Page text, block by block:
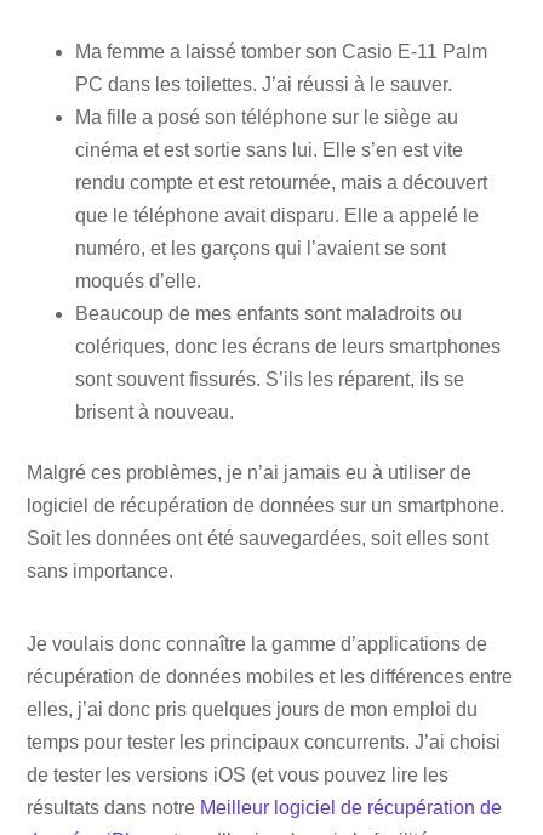
Ma femme a laissé tomber son Casio E-11 Palm
PC dans les toilettes. J’ai réussi à le sauver.
Ma fille a posé son téléphone sur le siège au
cinéma et est sortie sans lui. Elle s’en est vite
rendu compte et est retournée, mais a découvert
que le téléphone avait disparu. Elle a appelé le
numéro, et les garçons qui l’avaient se sont
moqués d’elle.
Beaucoup de mes enfants sont maladroits ou
colériques, donc les écrans de leurs smartphones
sont souvent fissurés. S’ils les réparent, ils se
brisent à nouveau.
Malgré ces problèmes, je n’ai jamais eu à utiliser de
logiciel de récupération de données sur un smartphone.
Soit les données ont été sauvegardées, soit elles sont
sans importance.
Je voulais donc connaître la gamme d’applications de
récupération de données mobiles et les différences entre
elles, j’ai donc pris quelques jours de mon emploi du
temps pour tester les principaux concurrents. J’ai choisi
de tester les versions iOS (et vous pouvez lire les
résultats dans notre Meilleur logiciel de récupération de